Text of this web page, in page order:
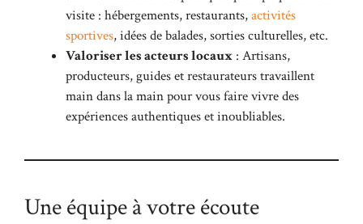
visite : hébergements, restaurants,activités
sportives, idées de balades, sorties culturelles, etc.
Valoriser les acteurs locaux : Artisans,
producteurs, guides et restaurateurs travaillent
main dans la main pour vous faire vivre des
expériences authentiques et inoubliables.
Une équipe à votre écoute